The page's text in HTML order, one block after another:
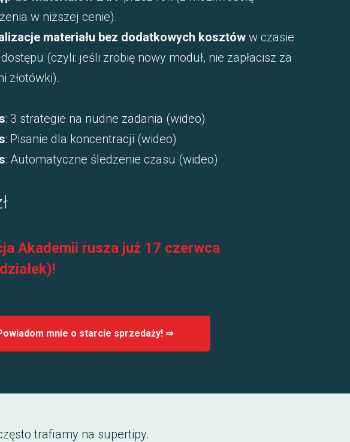
w niższej cenie).
materiału bez dodatkowych kosztów w czasie
(czyli: jeśli zrobię nowy moduł, nie zapłacisz za
złotówki).
: 3 strategie na nudne zadania (wideo)
: Pisanie dla koncentracji (wideo)
: Automatyczne śledzenie czasu (wideo)
Akademii rusza już 17 czerwca
mnie o starcie sprzedaży! ⇒
trafiamy na supertipy.